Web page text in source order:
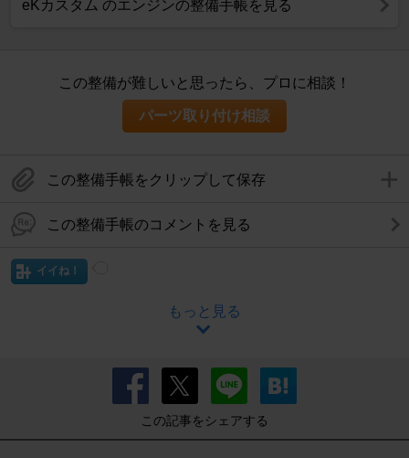
eKカスタム のエンジンの整備手帳を見る
この整備が難しいと思ったら、プロに相談！
パーツ取り付け相談
この整備手帳をクリップして保存
この整備手帳のコメントを見る
イイね！
もっと見る
この記事をシェアする